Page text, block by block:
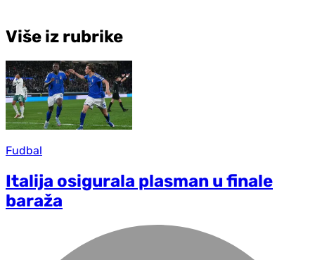
Više iz rubrike
Fudbal
Italija osigurala plasman u finale
baraža